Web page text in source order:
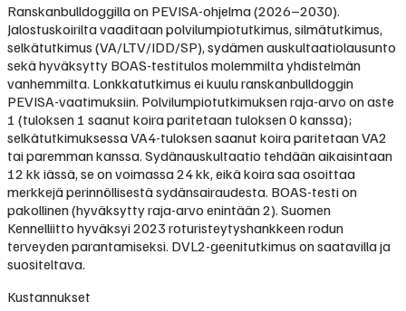
Ranskanbulldoggilla on PEVISA-ohjelma (2026–2030).
Jalostuskoirilta vaaditaan polvilumpiotutkimus, silmätutkimus,
selkätutkimus (VA/LTV/IDD/SP), sydämen auskultaatiolausunto
sekä hyväksytty BOAS-testitulos molemmilta yhdistelmän
vanhemmilta. Lonkkatutkimus ei kuulu ranskanbulldoggin
PEVISA-vaatimuksiin. Polvilumpiotutkimuksen raja-arvo on aste
1 (tuloksen 1 saanut koira paritetaan tuloksen 0 kanssa);
selkätutkimuksessa VA4-tuloksen saanut koira paritetaan VA2
tai paremman kanssa. Sydänauskultaatio tehdään aikaisintaan
12 kk iässä, se on voimassa 24 kk, eikä koira saa osoittaa
merkkejä perinnöllisestä sydänsairaudesta. BOAS-testi on
pakollinen (hyväksytty raja-arvo enintään 2). Suomen
Kennelliitto hyväksyi 2023 roturisteytyshankkeen rodun
terveyden parantamiseksi. DVL2-geenitutkimus on saatavilla ja
suositeltava.
Kustannukset